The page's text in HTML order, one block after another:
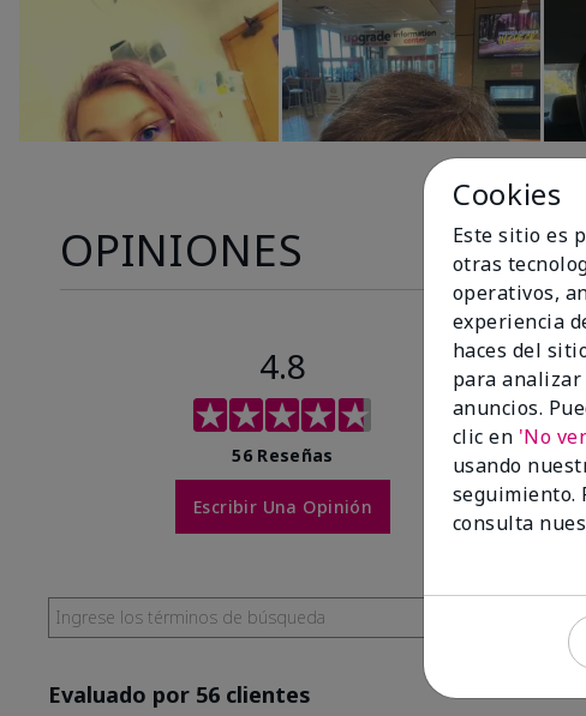
OPINIONES
4.8
56 Reseñas
Escribir Una Opinión
Evaluado por 56 clientes
Cookies
Este sitio es
otras
operativos,
experiencia
haces del
para
anuncios.
clic en 'No
usando
seguimiento.
consulta